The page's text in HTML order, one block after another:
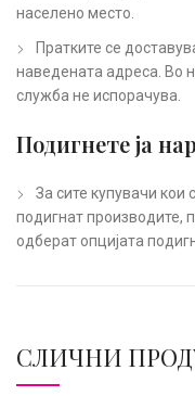
населено место.
Пратките се
наведената адреса. Во
служба не испорачува.
Подигнете ја
За сите купувачи кои
подигнат производите,
одберат опцијата
СЛИЧНИ